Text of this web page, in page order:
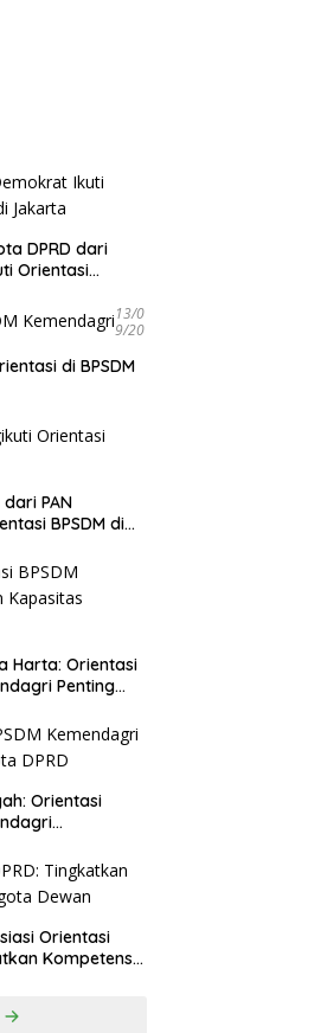
DPRD dari
Orientasi
13/0
9/20
di BPSDM
PAN
BPSDM di
Harta: Orientasi
Penting
Orientasi
Orientasi
Kompetensi